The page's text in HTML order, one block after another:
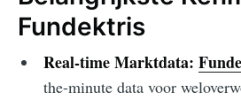
Fundektris
Real-time Marktdata:
the-minute data voor